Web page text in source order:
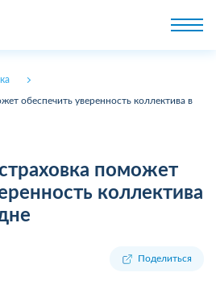
обеспечить уверенность коллектива в
поможет
коллектива
Поделиться